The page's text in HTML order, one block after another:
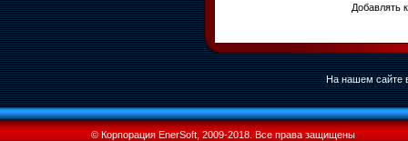
Добавлять
На нашем сайте
© Корпорация EnerSoft, 2009-2018. Все права защищены